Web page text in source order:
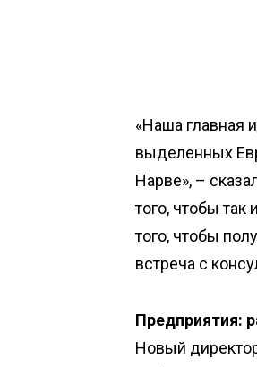
«Наша главная
выделенных
Нарве», –
того, чтобы
того, чтобы
встреча с
Предприятия:
Новый